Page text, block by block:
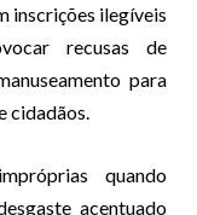
inscrições ilegíveis
recusas de
para
cidadãos.
quando
acentuado